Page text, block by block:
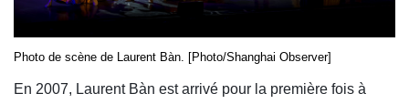
Photo de scène de Laurent Bàn. [Photo/Shanghai Observer]
En 2007, Laurent Bàn est arrivé pour la première fois à